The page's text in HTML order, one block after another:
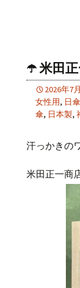
☂️ 米田
2026年7
女性用, 日傘
傘, 日本製,
汗っかきの
米田正一商